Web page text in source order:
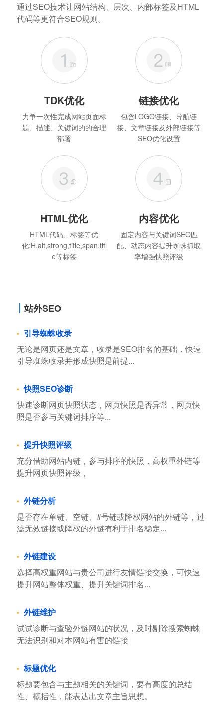
通过SEO技术让网站结构、层次、内部标签及HTML
代码等更符合SEO规则。
TDK优化
力争一次性完成网站页面标
题、描述、关键词的的合理
部署
链接优化
包含LOGO链接、导航链
接、文章链接及外部链接等
SEO优化设置
HTML优化
HTML代码、标签等优
化:H,alt,strong,title,span,titl
e等标签
内容优化
固定内容与关键词SEO匹
配、动态内容提升蜘蛛抓取
率增强快照评级
站外SEO
引导蜘蛛收录
无论是网页还是文章，收录是SEO排名的基础，快速
引导蜘蛛收录并形成快照是前提...
快照SEO诊断
快速诊断网页快照状态，网页快照是否异常，网页快
照是否参与关键词排序等...
提升快照评级
充分借助网站内链，参与排序的快照，高权重外链等
提升网页快照评级，
外链分析
是否存在单链、空链、#号链或降权网站的外链等，过
滤无效链接或降权的外链有利于排名稳定...
外链建设
选择高权重网站与贵公司进行友情链接交换，可快速
提升网站整体权重、提升关键词排名...
外链维护
试试诊断与查验外链网站的状况，及时剔除搜索蜘蛛
无法识别和对本网站有害的链接
标题优化
标题要包含与主题相关的关键词，要有高度的总结
性、概括性，能表达出文章主旨思想。